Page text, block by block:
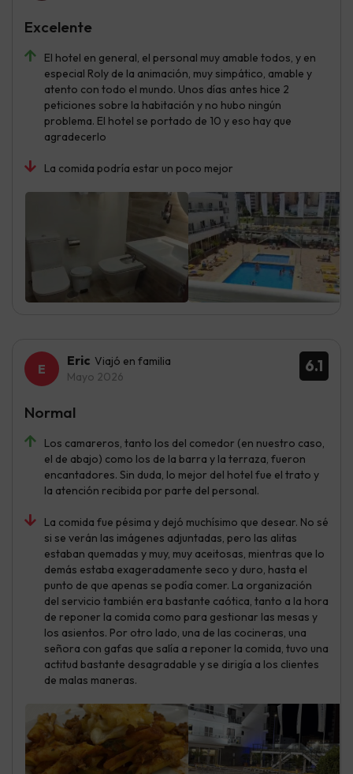
El hotel en general, el personal muy amable todos, y en
especial Roly de la animación, muy simpático, amable y
atento con todo el mundo. Unos días antes hice 2
peticiones sobre la habitación y no hubo ningún
problema. El hotel se portado de 10 y eso hay que
agradecerlo
La comida podría estar un poco mejor
Excelente
6.1
Eric Viajó en familia
Mayo 2026
Los camareros, tanto los del comedor (en nuestro caso,
el de abajo) como los de la barra y la terraza, fueron
encantadores. Sin duda, lo mejor del hotel fue el trato y
la atención recibida por parte del personal.
La comida fue pésima y dejó muchísimo que desear. No sé
si se verán las imágenes adjuntadas, pero las alitas
estaban quemadas y muy, muy aceitosas, mientras que lo
demás estaba exageradamente seco y duro, hasta el
punto de que apenas se podía comer. La organización
del servicio también era bastante caótica, tanto a la hora
de reponer la comida como para gestionar las mesas y
los asientos. Por otro lado, una de las cocineras, una
señora con gafas que salía a reponer la comida, tuvo una
actitud bastante desagradable y se dirigía a los clientes
de malas maneras.
Normal